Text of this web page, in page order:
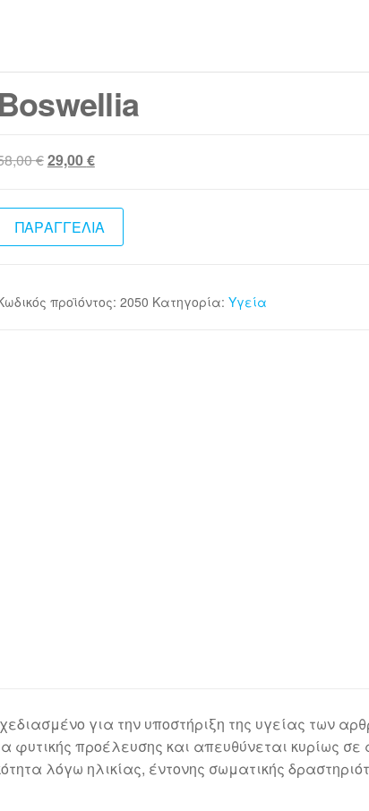
Boswellia
€Original
was:
58,00 €.
29,00€Η
τιμή
είναι:
29,00 €.
ΠΑΡΑΓΓΕΛΙΑ
προϊόντος: 2050 Κατηγορία: Υγεία
για την υποστήριξη της υγείας των
φυτικής προέλευσης και απευθύνεται κυρίως
λόγω ηλικίας, έντονης σωματικής